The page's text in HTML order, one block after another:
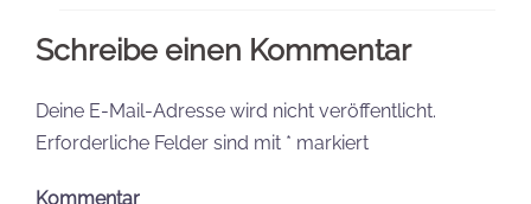
E-Mail-Adresse